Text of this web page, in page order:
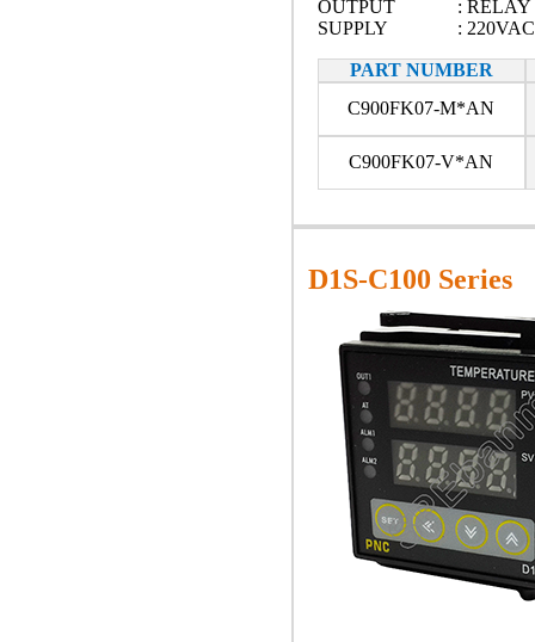
OUTPUT
: RELAY
SUPPLY
:
PART NUMBER
C900FK07-M*AN
C900FK07-V*AN
D1S-C100 Series